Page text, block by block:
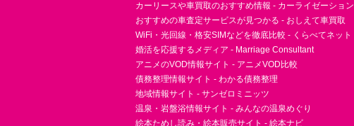
カーリースや車買取のおすすめ情報 - カーライゼーション
おすすめの車査定サービスが見つかる - おしえて車買取
WiFi・光回線・格安SIMなどを徹底比較 - くらべてネット
婚活を応援するメディア - Marriage Consultant
アニメのVOD情報サイト - アニメVOD比較
債務整理情報サイト - わかる債務整理
地域情報サイト - サンゼロミニッツ
温泉・岩盤浴情報サイト - みんなの温泉めぐり
絵本ためし読み・絵本販売サイト - 絵本ナビ